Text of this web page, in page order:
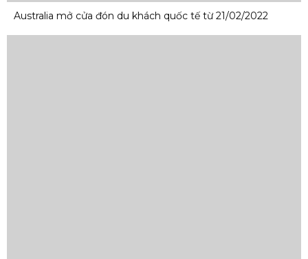
Australia mở cửa đón du khách quốc tế từ 21/02/2022